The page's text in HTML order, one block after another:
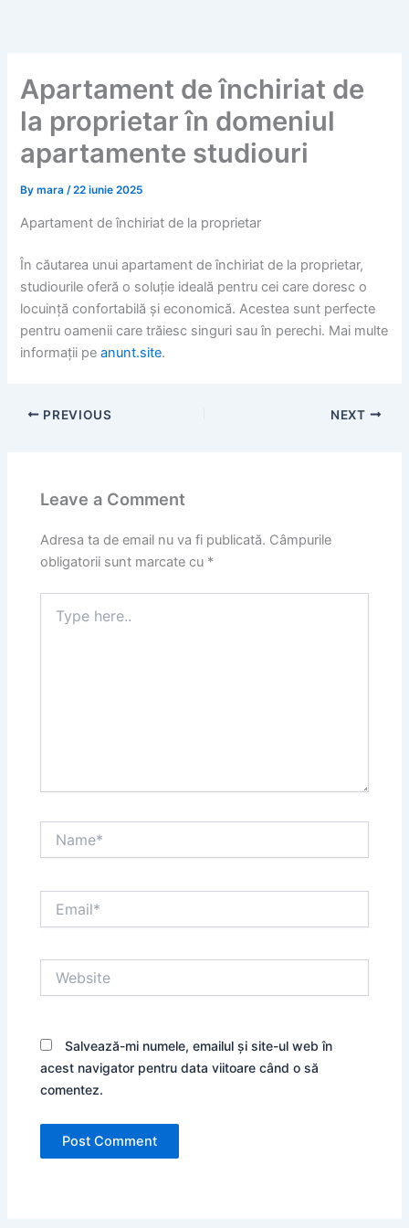
Apartament de închiriat de
la proprietar în domeniul
apartamente studiouri
Bymara/22 iunie 2025
Apartament de închiriat de la proprietar
În căutarea unui apartament de închiriat de la proprietar,
studiourile oferă o soluție ideală pentru cei care doresc o
locuință confortabilă și economică. Acestea sunt perfecte
pentru oamenii care trăiesc singuri sau în perechi. Mai multe
informații peanunt.site.
PREVIOUS NEXT
Leave a Comment
Adresa ta de email nu va fi publicată. Câmpurile
obligatorii sunt marcate cu *
here..
Salvează-mi numele, emailul și site-ul web în
acest navigator pentru data viitoare când o să
comentez.